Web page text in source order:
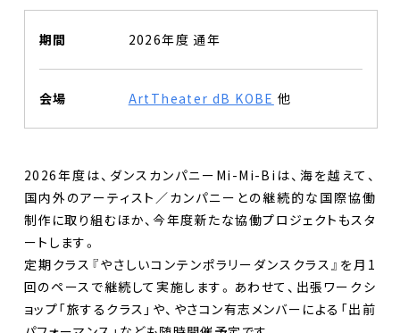
期間 2026年度 通年
会場 ArtTheater dB KOBE 他
2026年度は、ダンスカンパニーMi-Mi-Biは、海を越えて、
国内外のアーティスト／カンパニーとの継続的な国際協働
制作に取り組むほか、今年度新たな協働プロジェクトもスタ
ートします。
定期クラス『やさしいコンテンポラリーダンスクラス』を月1
回のペースで継続して実施します。あわせて、出張ワークシ
ョップ「旅するクラス」や、やさコン有志メンバーによる「出前